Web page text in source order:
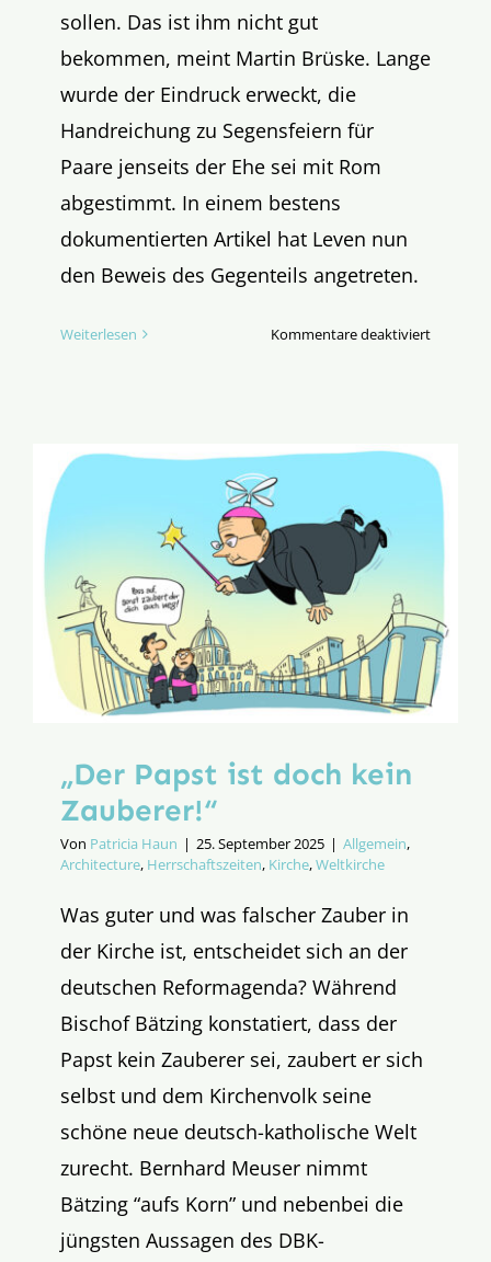
sollen. Das ist ihm nicht gut
bekommen, meint Martin Brüske. Lange
wurde der Eindruck erweckt, die
Handreichung zu Segensfeiern für
Paare jenseits der Ehe sei mit Rom
abgestimmt. In einem bestens
dokumentierten Artikel hat Leven nun
den Beweis des Gegenteils angetreten.
Weiterlesen Kommentare deaktiviertfür
„Der Papst ist doch kein
Zauberer!“
Von Patricia Haun | 25. September 2025 | Allgemein,
Architecture, Herrschaftszeiten, Kirche,Weltkirche
Was guter und was falscher Zauber in
der Kirche ist, entscheidet sich an der
deutschen Reformagenda? Während
Bischof Bätzing konstatiert, dass der
Papst kein Zauberer sei, zaubert er sich
selbst und dem Kirchenvolk seine
schöne neue deutsch-katholische Welt
zurecht. Bernhard Meuser nimmt
Bätzing “aufs Korn” und nebenbei die
jüngsten Aussagen des DBK-